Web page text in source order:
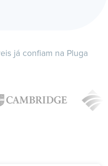
já confiam na Pluga